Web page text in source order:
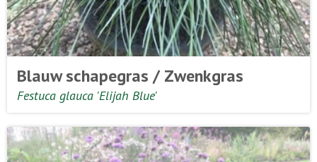
Blauw schapegras / Zwenkgras
Festuca glauca 'Elijah Blue'